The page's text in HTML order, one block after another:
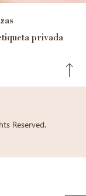
privada
Reserved.